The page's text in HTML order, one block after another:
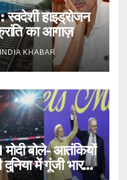
हाइड्रोजन
का आगाज़
KHABAR
बोले- आतंकियों
में गूंजी भारत